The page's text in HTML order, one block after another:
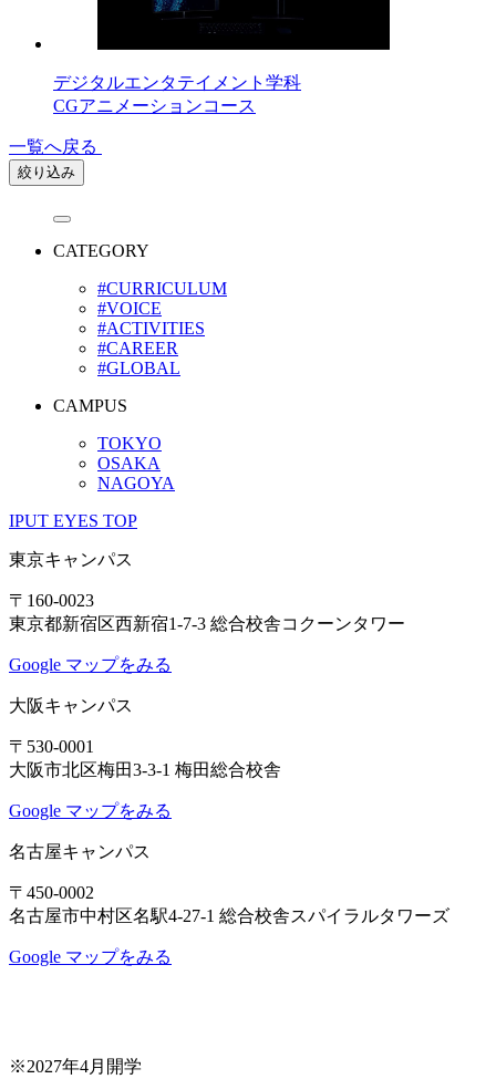
デジタルエンタテイメント学科
CGアニメーションコース
一覧へ戻る
絞り込み
CATEGORY
#CURRICULUM
#VOICE
#ACTIVITIES
#CAREER
#GLOBAL
CAMPUS
TOKYO
OSAKA
NAGOYA
IPUT EYES TOP
東京キャンパス
〒160-0023
東京都新宿区西新宿1-7-3 総合校舎コクーンタワー
Google マップをみる
大阪キャンパス
〒530-0001
大阪市北区梅田3-3-1 梅田総合校舎
Google マップをみる
名古屋キャンパス
〒450-0002
名古屋市中村区名駅4-27-1 総合校舎スパイラルタワーズ
Google マップをみる
※2027年4月開学